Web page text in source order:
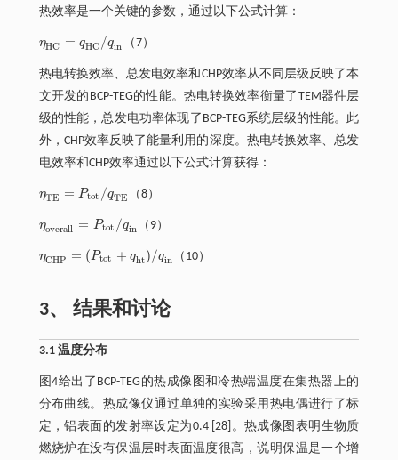
热效率是一个关键的参数，通过以下公式计算：
ηHC = qHC /qin
ηHC =qHC/qin （7）
热电转换效率、总发电效率和CHP效率从不同层级反映了本
文开发的BCP-TEG的性能。热电转换效率衡量了TEM器件层
级的性能，总发电功率体现了BCP-TEG系统层级的性能。此
外，CHP效率反映了能量利用的深度。热电转换效率、总发
电效率和CHP效率通过以下公式计算获得：
ηTE = Ptot /qTE
ηTE= Pt ot/qTE （8）
ηoverall = Ptot /qin
ηovera l=P tot/qin （9）
ηCHP = (Ptot + qht)/qin
ηCHP =(P tot+qh t)/ qin （10）
3、 结果和讨论
3.1 温度分布
图4给出了BCP-TEG的热成像图和冷热端温度在集热器上的
分布曲线。热成像仪通过单独的实验采用热电偶进行了标
定，铝表面的发射率设定为0.4 [28]。热成像图表明生物质
燃烧炉在没有保温层时表面温度很高，说明保温是一个增